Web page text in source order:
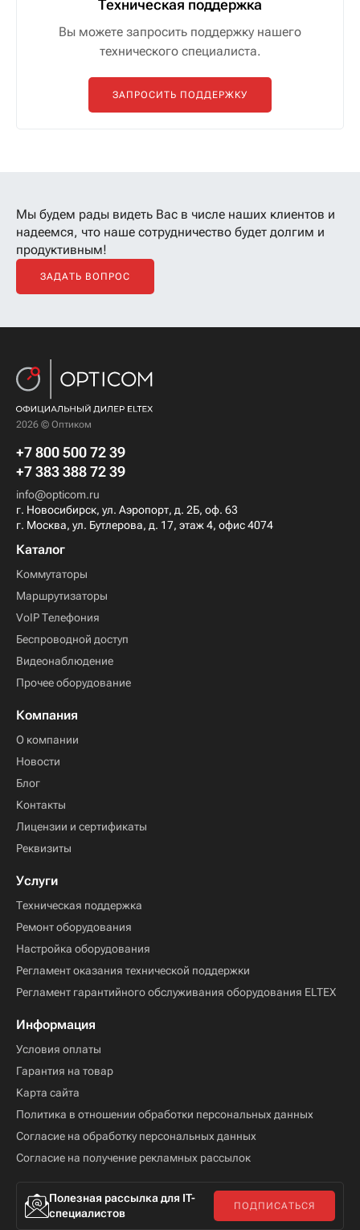
Техническая поддержка
Вы можете запросить поддержку нашего
технического специалиста.
ЗАПРОСИТЬ ПОДДЕРЖКУ
Мы будем рады видеть Вас в числе наших клиентов и
надеемся, что наше сотрудничество будет долгим и
продуктивным!
ЗАДАТЬ ВОПРОС
2026 © Оптиком
+7 800 500 72 39
+7 383 388 72 39
info@opticom.ru
г. Новосибирск, ул. Аэропорт, д. 2Б, оф. 63
г. Москва, ул. Бутлерова, д. 17, этаж 4, офис 4074
Каталог
Коммутаторы
Маршрутизаторы
VoIP Телефония
Беспроводной доступ
Видеонаблюдение
Прочее оборудование
Компания
О компании
Новости
Блог
Контакты
Лицензии и сертификаты
Реквизиты
Услуги
Техническая поддержка
Ремонт оборудования
Настройка оборудования
Регламент оказания технической поддержки
Регламент гарантийного обслуживания оборудования ELTEX
Информация
Условия оплаты
Гарантия на товар
Карта сайта
Политика в отношении обработки персональных данных
Согласие на обработку персональных данных
Согласие на получение рекламных рассылок
Полезная рассылка для IT-
специалистов
ПОДПИСАТЬСЯ